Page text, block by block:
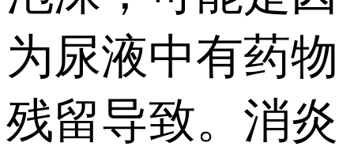
为尿液中有药物
残留导致。消炎